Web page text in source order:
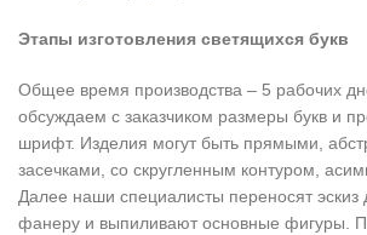
Этапы изготовления светящихся букв
Общее время производства – 5 рабочих
обсуждаем с заказчиком размеры букв и
шрифт. Изделия могут быть прямыми,
засечками, со скругленным контуром,
Далее наши специалисты переносят эскиз
фанеру и выпиливают основные фигуры.